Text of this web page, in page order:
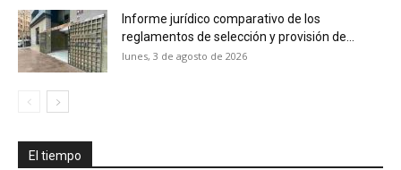
Informe jurídico comparativo de los
reglamentos de selección y provisión de...
lunes, 3 de agosto de 2026
El tiempo